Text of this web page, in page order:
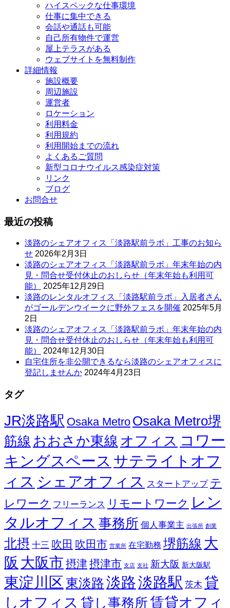
ハイスペックな仕事環境
仕事に集中できる
会話や通話も可能
自己所有物件で運営
屋上テラスがある
ウェブサイトを無料制作
詳細情報
施設概要
周辺施設
運営者
ロケーション
利用料金
利用規約
利用開始までの流れ
よくあるご質問
新型コロナウイルス感染症対策
リンク
ブログ
お問合せ
最近の投稿
淡路のシェアオフィス「淡路駅前ラボ」工事のお知ら
せ 2026年2月3日
淡路のシェアオフィス「淡路駅前ラボ」年末年始の内
見・問合せ受付休止のおしらせ（年末年始も利用可
能）
2025年12月29日
淡路のレンタルオフィス「淡路駅前ラボ」入居者さん
がゴールデンウイークに野外フェスを開催 2025年5月
2日
淡路のシェアオフィス「淡路駅前ラボ」年末年始の内
見・問合せ受付休止のおしらせ（年末年始も利用可
能）
2024年12月30日
自宅住所を非公開できるなら淡路のシェアオフィスに
登記しませんか 2024年4月23日
タグ
JR淡路駅 Osaka Metro Osaka Metro堺
筋線 おおさか東線 オフィス コワー
キングスペース サテライトオフ
ィス シェアオフィス スタートアップ テ
レワーク フリーランス リモートワーク レン
タルオフィス 事務所 個人事業主 出張所 創業
北摂 十三 吹田 吹田市 営業所 在宅勤務 堺筋線 大
阪 大阪市 摂津摂津市 支店 支社 新大阪 新大阪駅
東淀川区 東淡路淡路淡路駅 茨木 貸
しオフィス 貸し事務所賃貸オフィ